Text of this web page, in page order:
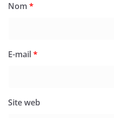
Nom *
E-mail*
Site web